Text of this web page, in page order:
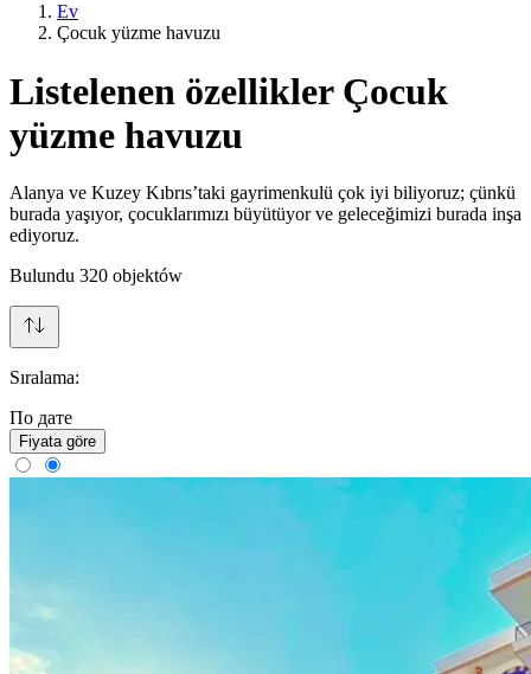
Ev
Çocuk yüzme havuzu
Listelenen özellikler Çocuk
yüzme havuzu
Alanya ve Kuzey Kıbrıs’taki gayrimenkulü çok iyi biliyoruz; çünkü
burada yaşıyor, çocuklarımızı büyütüyor ve geleceğimizi burada inşa
ediyoruz.
Bulundu 320 objektów
Sıralama:
По дате
Fiyata göre